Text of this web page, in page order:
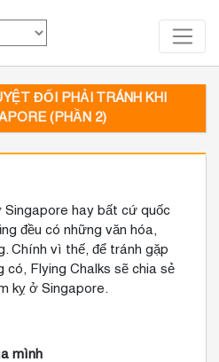
ĐỐI PHẢI TRÁNH KHI
(PHẦN 2)
Singapore hay bất cứ quốc
đều có những văn hóa,
Chính vì thế, để tránh gặp
có, Flying Chalks sẽ chia sẻ
kỵ ở Singapore.
mình